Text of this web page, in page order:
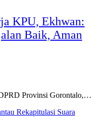
KPU, Ekhwan:
Baik, Aman
Provinsi Gorontalo,…